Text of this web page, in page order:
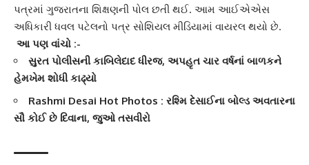
પત્રમાં ગુજરાતના શિક્ષણની પોલ છતી થઈ. આમ આઈએએસ
અધિકારી ધવલ પટેલનો પત્ર સોશિયલ મીડિયામાં વાયરલ થયો છે.
આ પણ વાંચો :-
સુરત પોલીસની કાબિલેદાદ ધીરજ, અપહૃ‍ત ચાર વર્ષનાં બાળકને
હેમખેમ શોધી કાઢ્યો
Rashmi Desai Hot Photos : રશ્મિ દેસાઈના બોલ્ડ અવતારના
સૌ કોઈ છે દિવાના, જુઓ તસવીરો